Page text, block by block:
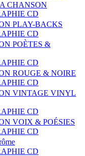
CHANSON
CD
PLAY-BACKS
CD
POÈTES &
CD
ROUGE & NOIRE
CD
VINTAGE VINYL
CD
VOIX & POÉSIES
CD
CD